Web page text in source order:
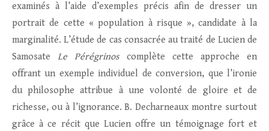
examinés à l’aide d’exemples précis afin de dresser un
portrait de cette « population à risque », candidate à la
marginalité. L’étude de cas consacrée au traité de Lucien de
SamosateLe Pérégrinoscomplète cette approche en
offrant un exemple individuel de conversion, que l’ironie
du philosophe attribue à une volonté de gloire et de
richesse, ou à l’ignorance. B. Decharneaux montre surtout
grâce à ce récit que Lucien offre un témoignage fort et